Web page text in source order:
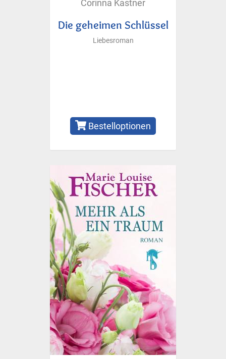
Corinna Kastner
Die geheimen Schlüssel
Liebesroman
Bestelloptionen